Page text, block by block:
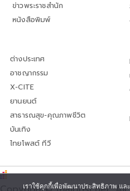
ข่าวพระราชสำนัก
หนังสือพิมพ์
ต่างประเทศ
อาชญากรรม
X-CITE
ยานยนต์
สาธารณสุข-คุณภาพชีวิต
บันเทิง
ไทยโพสต์ ทีวี
เราใช้คุกกี้เพื่อพัฒนาประสิทธิภาพ แล